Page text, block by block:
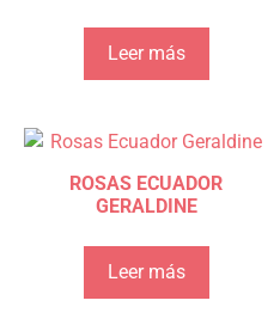
Leer más
ROSAS ECUADOR
GERALDINE
Leer más